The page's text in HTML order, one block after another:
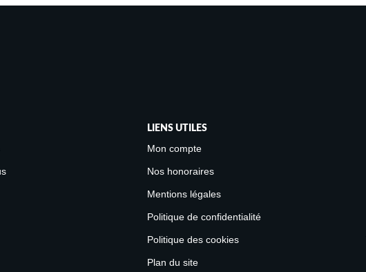
LIENS UTILES
Mon compte
Nos honoraires
Mentions légales
Politique de confidentialité
Politique des cookies
Plan du site